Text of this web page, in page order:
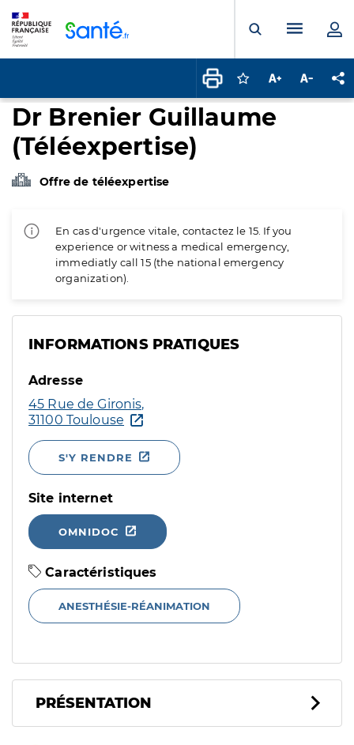
Ouvrir laMenu
Connectez-vous
Augmenter la
Dr Brenier Guillaume
(Téléexpertise)
Offre de téléexpertise
En cas d'urgence vitale, contactez le 15. If you
experience or witness a medical emergency,
immediatly call 15 (the national emergency
organization).
INFORMATIONS PRATIQUES
Adresse
45 Rue de Gironis,
31100 Toulouse
S'Y RENDRE
Site internet
OMNIDOC
Caractéristiques
ANESTHÉSIE-RÉANIMATION
PRÉSENTATION